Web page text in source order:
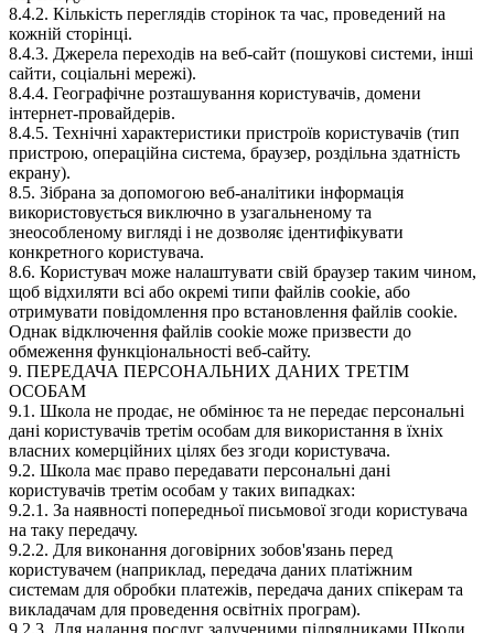
8.4.2. Кількість переглядів сторінок та час, проведений на
кожній сторінці.
8.4.3. Джерела переходів на веб-сайт (пошукові системи, інші
сайти, соціальні мережі).
8.4.4. Географічне розташування користувачів, домени
інтернет-провайдерів.
8.4.5. Технічні характеристики пристроїв користувачів (тип
пристрою, операційна система, браузер, роздільна здатність
екрану).
8.5. Зібрана за допомогою веб-аналітики інформація
використовується виключно в узагальненому та
знеособленому вигляді і не дозволяє ідентифікувати
конкретного користувача.
8.6. Користувач може налаштувати свій браузер таким чином,
щоб відхиляти всі або окремі типи файлів cookie, або
отримувати повідомлення про встановлення файлів cookie.
Однак відключення файлів cookie може призвести до
обмеження функціональності веб-сайту.
9. ПЕРЕДАЧА ПЕРСОНАЛЬНИХ ДАНИХ ТРЕТІМ
ОСОБАМ
9.1. Школа не продає, не обмінює та не передає персональні
дані користувачів третім особам для використання в їхніх
власних комерційних цілях без згоди користувача.
9.2. Школа має право передавати персональні дані
користувачів третім особам у таких випадках:
9.2.1. За наявності попередньої письмової згоди користувача
на таку передачу.
9.2.2. Для виконання договірних зобов'язань перед
користувачем (наприклад, передача даних платіжним
системам для обробки платежів, передача даних спікерам та
викладачам для проведення освітніх програм).
9.2.3. Для надання послуг залученими підрядниками Школи